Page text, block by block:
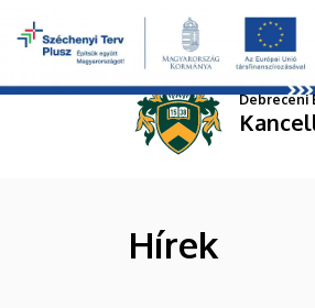
Hírek
Kancellária
tartalomra
Felső
kapcsolat
menü
+36 52 512 700
Debreceni
Hírek